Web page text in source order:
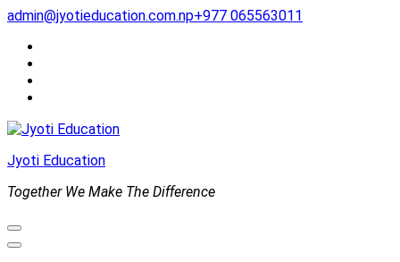
Skip
content
(Press
Enter)
admin@jyotieducation.com.np+977 065563011
Jyoti Education
Together We Make The Difference